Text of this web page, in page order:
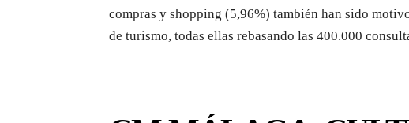
compras y shopping (5,96%) también han sido
de turismo, todas ellas rebasando las 400.000